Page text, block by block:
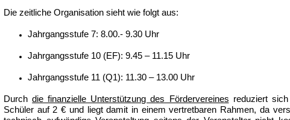
Die zeitliche Organisation sieht wie folgt aus:
Jahrgangsstufe 7: 8.00.- 9.30 Uhr
Jahrgangsstufe 10 (EF): 9.45 – 11.15 Uhr
Jahrgangsstufe 11 (Q1): 11.30 – 13.00 Uhr
Durchdie finanzielle Unterstützung des Fördervereines reduziert
Schüler auf 2 € und liegt damit in einem vertretbaren Rahmen, da